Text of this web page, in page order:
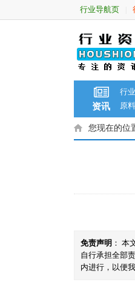
行业导航页
资讯
行
原
您现在的位
免责声明 ： 本
自行承担全部
内进行，以便